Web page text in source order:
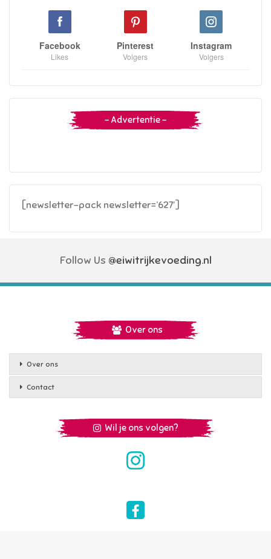
Facebook
Likes
Pinterest
Volgers
Instagram
Volgers
– Advertentie –
[newsletter-pack newsletter=’627′]
Follow Us @eiwitrijkevoeding.nl
Over ons
Over ons
Contact
Wil je ons volgen?